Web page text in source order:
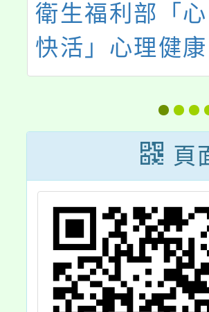
主旨：檢送本市
馬祖新村眷村文
創園區「孤軍淚
新書發表巡迴
展」海報1份，
請協助公告周
知，請查照。
頁